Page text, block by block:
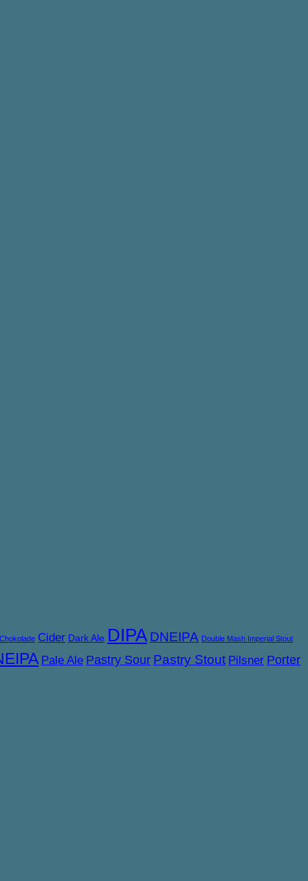
Chokolade Cider Dark Ale DIPA DNEIPA Double Mash Imperial Stout
Pale Ale Pastry Sour Pastry Stout Pilsner Porter